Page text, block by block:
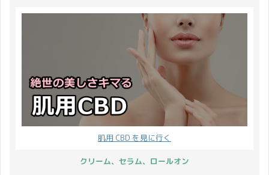
肌用 CBD を見に行く
クリーム、セラム、ロールオン